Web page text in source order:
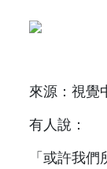
來源：視覺
有人說：
「或許我